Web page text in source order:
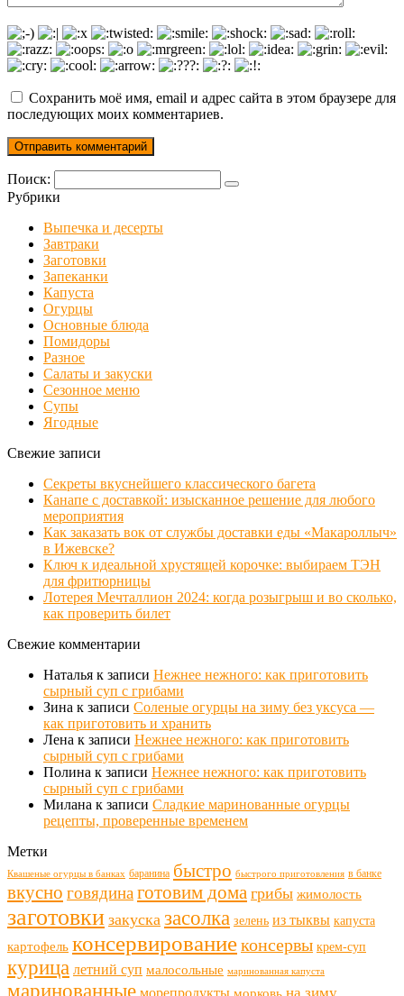
Сохранить моё имя, email и адрес сайта в этом браузере для
последующих моих комментариев.
Поиск:
Рубрики
Выпечка и десерты
Завтраки
Заготовки
Запеканки
Капуста
Огурцы
Основные блюда
Помидоры
Разное
Салаты и закуски
Сезонное меню
Супы
Ягодные
Свежие записи
Секреты вкуснейшего классического багета
Канапе с доставкой: изысканное решение для любого
мероприятия
Как заказать вок от службы доставки еды «Макароллыч»
в Ижевске?
Ключ к идеальной хрустящей корочке: выбираем ТЭН
для фритюрницы
Лотерея Мечталлион 2024: когда розыгрыш и во сколько,
как проверить билет
Свежие комментарии
Наталья к записи Нежнее нежного: как приготовить
сырный суп с грибами
Зина к записи Соленые огурцы на зиму без уксуса —
как приготовить и хранить
Лена к записи Нежнее нежного: как приготовить
сырный суп с грибами
Полина к записи Нежнее нежного: как приготовить
сырный суп с грибами
Милана к записи Сладкие маринованные огурцы
рецепты, проверенные временем
Метки
Квашеные огурцы в банках баранина быстро быстрого приготовления в банке
вкусно говядинаготовим дома грибы жимолость
заготовки закуска засолка зелень из тыквы капуста
картофель консервированиеконсервы крем-суп
курица летний суп малосольные маринованная капуста
маринованные морковь